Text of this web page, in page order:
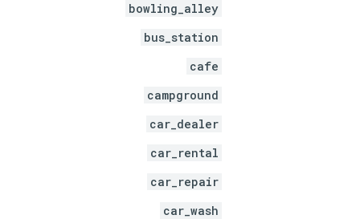
bowling_alley
bus_station
cafe
campground
car_dealer
car_rental
car_repair
car_wash